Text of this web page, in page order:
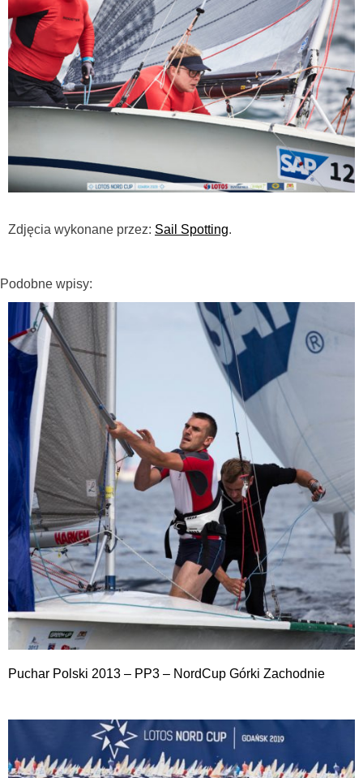
Zdjęcia wykonane przez: Sail Spotting.
Podobne wpisy:
Puchar Polski 2013 – PP3 – NordCup Górki Zachodnie